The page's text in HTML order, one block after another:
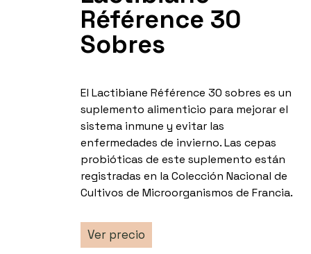
Référence 30
Sobres
El Lactibiane Référence 30 sobres es un
suplemento alimenticio para mejorar el
sistema inmune y evitar las
enfermedades de invierno. Las cepas
probióticas de este suplemento están
registradas en la Colección Nacional de
Cultivos de Microorganismos de Francia.
Ver precio